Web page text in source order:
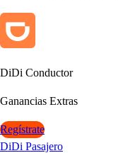
DiDi Conductor
Ganancias Extras
Regístrate
DiDi Pasajero